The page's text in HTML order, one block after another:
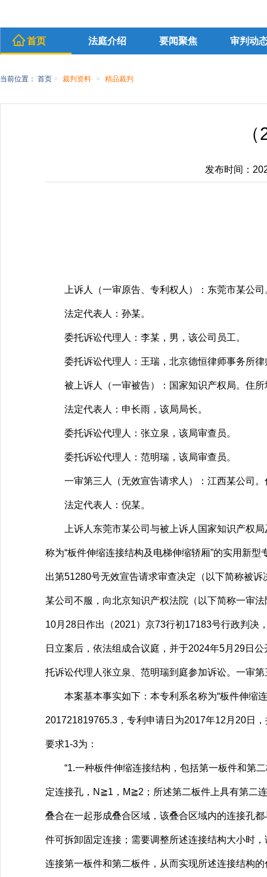
首页 法庭介绍 要闻聚焦 审判动
当前位置： 首页 > 裁判资料 > 精品裁判
发布时间：
上诉人（一审原告、专利权人）：东莞市某公司
法定代表人：孙某。
委托诉讼代理人：李某，男，该公司员工。
委托诉讼代理人：王瑞，北京德恒律师事务所律
被上诉人（一审被告）：国家知识产权局。住所
法定代表人：申长雨，该局局长。
委托诉讼代理人：张立泉，该局审查员。
委托诉讼代理人：范明瑞，该局审查员。
一审第三人（无效宣告请求人）：江西某公司。
法定代表人：倪某。
上诉人东莞市某公司与被上诉人国家知识产权局
称为“板件伸缩连接结构及电梯伸缩轿厢”的实用新
出第51280号无效宣告请求审查决定（以下简称被
某公司不服，向北京知识产权法院（以下简称一审
10月28日作出（2021）京73行初17183号行政判决
日立案后，依法组成合议庭，并于2024年5月29日
托诉讼代理人张立泉、范明瑞到庭参加诉讼。一审
本案基本事实如下：本专利系名称为“板件伸缩连
201721819765.3，专利申请日为2017年12月20日
要求1-3为：
“1.一种板件伸缩连接结构，包括第一板件和第二
定连接孔，N≧1，M≧2；所述第二板件上具有第二
叠合在一起形成叠合区域，该叠合区域内的连接孔
件可拆卸固定连接；需要调整所述连接结构大小时
连接第一板件和第二板件，从而实现所述连接结构的